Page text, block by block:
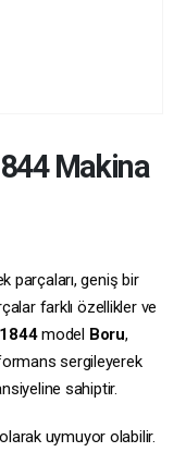
Makina
parçaları, geniş bir
farklı özellikler ve
model Boru,
sergileyerek
sahiptir.
uymuyor olabilir.